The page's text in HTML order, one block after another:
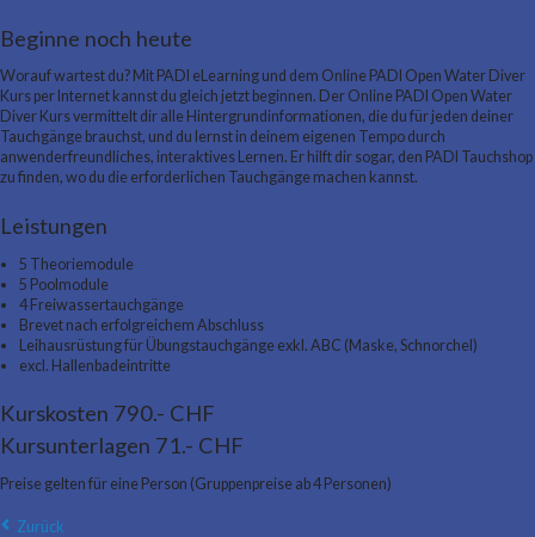
Beginne noch heute
Worauf wartest du? Mit PADI eLearning und dem Online PADI Open Water Diver
Kurs per Internet kannst du gleich jetzt beginnen. Der Online PADI Open Water
Diver Kurs vermittelt dir alle Hintergrundinformationen, die du für jeden deiner
Tauchgänge brauchst, und du lernst in deinem eigenen Tempo durch
anwenderfreundliches, interaktives Lernen. Er hilft dir sogar, den PADI Tauchshop
zu finden, wo du die erforderlichen Tauchgänge machen kannst.
Leistungen
5 Theoriemodule
5 Poolmodule
4 Freiwassertauchgänge
Brevet nach erfolgreichem Abschluss
Leihausrüstung für Übungstauchgänge exkl. ABC (Maske, Schnorchel)
excl. Hallenbadeintritte
Kurskosten 790.- CHF
Kursunterlagen 71.- CHF
Preise gelten für eine Person (Gruppenpreise ab 4 Personen)
Zurück